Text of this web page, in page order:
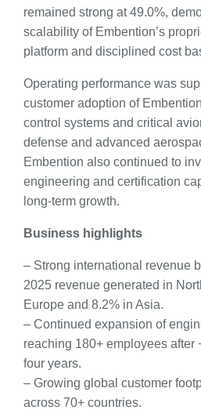
remained strong at 49.0%,
scalability of Embention’s
platform and disciplined cost
Operating performance was
customer adoption of
control systems and critical
defense and advanced
Embention also continued to
engineering and certification
long-term growth.
Business highlights
– Strong international revenue
2025 revenue generated in
Europe and 8.2% in Asia.
– Continued expansion of
reaching 180+ employees after
four years.
– Growing global customer
across 70+ countries.